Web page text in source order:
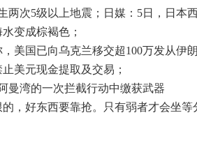
两次5级以上地震；日媒：5日，日本
变成棕褐色；
美国已向乌克兰移交超100万发从伊
美元现金提取及交易；
曼湾的一次拦截行动中缴获武器
，好东西要靠抢。只有弱者才会坐等